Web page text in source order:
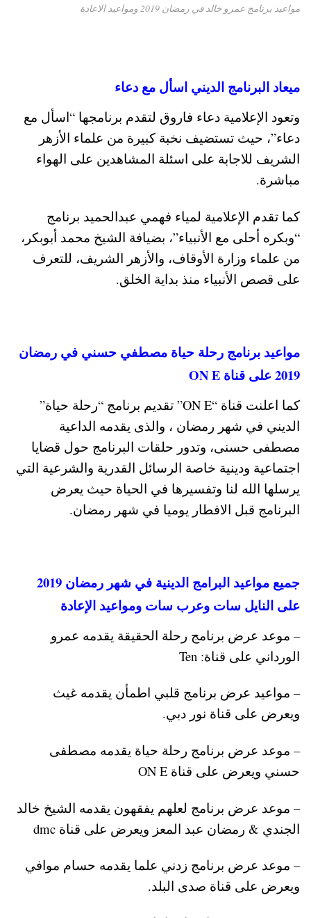
مواعيد برنامج عمرو خالد في رمضان 2019 ومواعيد الاعادة
ميعاد البرنامج الديني اسأل مع دعاء
وتعود الإعلامية دعاء فاروق لتقدم برنامجها “اسأل مع
دعاء”، حيث تستضيف نخبة كبيرة من علماء الأزهر
الشريف للاجابة على اسئلة المشاهدين على الهواء
مباشرة.
كما تقدم الإعلامية لمياء فهمي عبدالحميد برنامج
“وبكره أحلى مع الأنبياء”، بضيافة الشيخ محمد أبوبكر،
من علماء وزارة الأوقاف، والأزهر الشريف، للتعرف
على قصص الأنبياء منذ بداية الخلق.
مواعيد برنامج رحلة حياة مصطفي حسني في رمضان
2019 على قناة ON E
كما اعلنت قناة “ON E” تقديم برنامج “رحلة حياة”
الديني في شهر رمضان ، والذى يقدمه الداعية
مصطفى حسنى، وتدور حلقات البرنامج حول قضايا
اجتماعية ودينية خاصة الرسائل القدرية والشرعية التي
يرسلها الله لنا وتفسيرها في الحياة حيث يعرض
البرنامج قبل الافطار يوميا في شهر رمضان.
جميع مواعيد البرامج الدينية في شهر رمضان 2019
على النايل سات وعرب سات ومواعيد الإعادة
– موعد عرض برنامج رحلة الحقيقة يقدمه عمرو
الورداني على قناة: Ten
– مواعيد عرض برنامج قلبي اطمأن يقدمه غيث
ويعرض على قناة نور دبي.
– موعد عرض برنامج رحلة حياة يقدمه مصطفى
حسني ويعرض على قناة ON E
– موعد عرض برنامج لعلهم يفقهون يقدمه الشيخ خالد
الجندي & رمضان عبد المعز ويعرض على قناة dmc
– موعد عرض برنامج زدني علما يقدمه حسام موافي
ويعرض على قناة صدى البلد.